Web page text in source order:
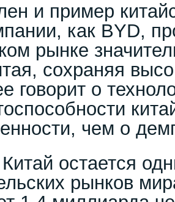
и пример
как BYD,
рынке
сохраняя
говорит о
чем о
остается
рынков